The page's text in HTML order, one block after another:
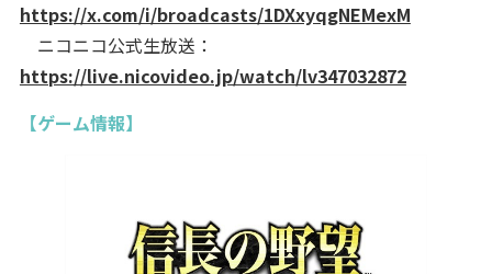
https://x.com/i/broadcasts/1DXxyqgNEMexM
ニコニコ公式生放送：
https://live.nicovideo.jp/watch/lv347032872
【ゲーム情報】